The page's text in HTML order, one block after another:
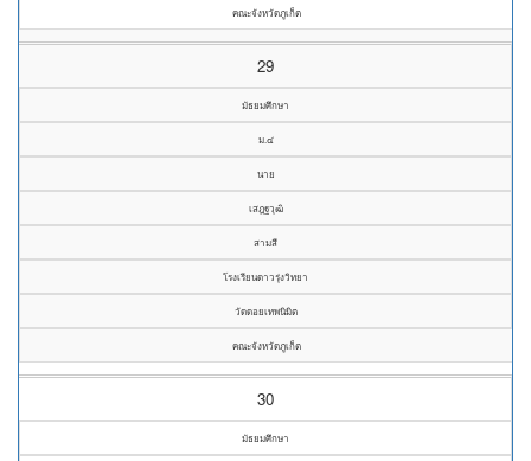
คณะจังหวัดภูเก็ต
29
มัธยมศึกษา
ม.๔
นาย
เสฎฐวุฒิ
สามสี
โรงเรียนดาวรุ่งวิทยา
วัดดอยเทพนิมิต
คณะจังหวัดภูเก็ต
30
มัธยมศึกษา